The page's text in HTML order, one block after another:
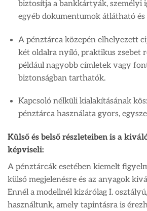
biztosítja a bankkártyák, személyi
egyéb dokumentumok átlátható és
A pénztárca közepén elhelyezett
két oldalra nyíló, praktikus zsebet
például nagyobb címletek vagy
biztonságban tarthatók.
Kapcsoló nélküli kialakításának
pénztárca használata gyors,
Külső és belső részleteiben is a
képviseli:
A pénztárcák esetében kiemelt
külső megjelenésre és az anyagok
Ennél a modellnél kizárólag I.
használtunk, amely tapintásra is